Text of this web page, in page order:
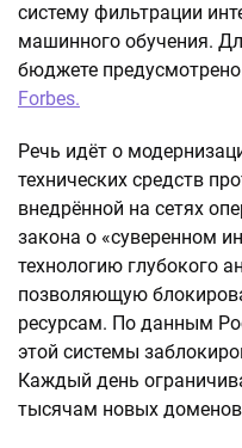
систему фильтрации
машинного обучения.
бюджете
Forbes.
Речь идёт о
технических средств
внедрённой на сетях
закона о «суверенном
технологию глубокого
позволяющую
ресурсам. По данным
этой системы
Каждый день
тысячам новых доменов